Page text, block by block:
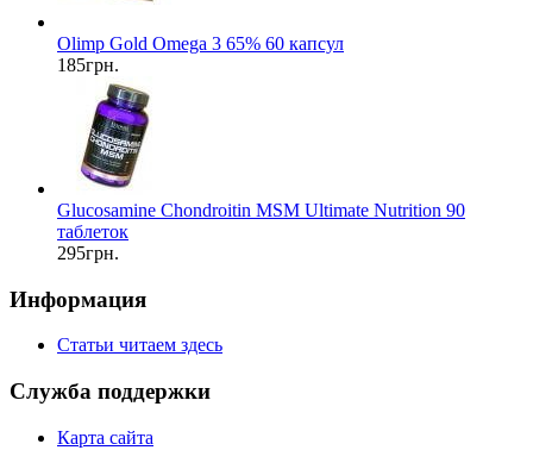
Olimp Gold Omega 3 65% 60 капсул
185грн.
Glucosamine Chondroitin MSM Ultimate Nutrition 90
таблеток
295грн.
Информация
Статьи читаем здесь
Служба поддержки
Карта сайта